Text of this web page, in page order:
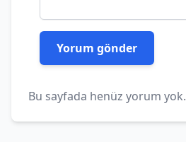
Bu sayfada henüz yorum yok.